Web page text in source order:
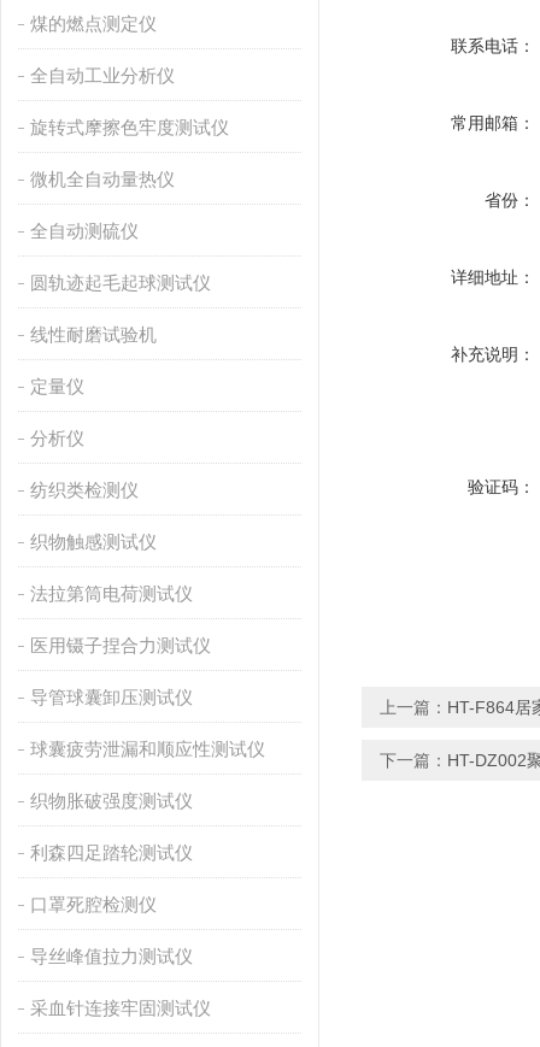
煤的燃点测定仪
全自动工业分析仪
旋转式摩擦色牢度测试仪
微机全自动量热仪
全自动测硫仪
圆轨迹起毛起球测试仪
线性耐磨试验机
定量仪
分析仪
纺织类检测仪
织物触感测试仪
法拉第筒电荷测试仪
医用镊子捏合力测试仪
导管球囊卸压测试仪
球囊疲劳泄漏和顺应性测试仪
织物胀破强度测试仪
利森四足踏轮测试仪
口罩死腔检测仪
导丝峰值拉力测试仪
采血针连接牢固测试仪
联系电话：
常用邮箱：
省份：
详细地址：
补充说明：
验证码：
上一篇： HT-F864居
下一篇： HT-DZ002